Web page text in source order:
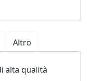
Altro
alta qualità